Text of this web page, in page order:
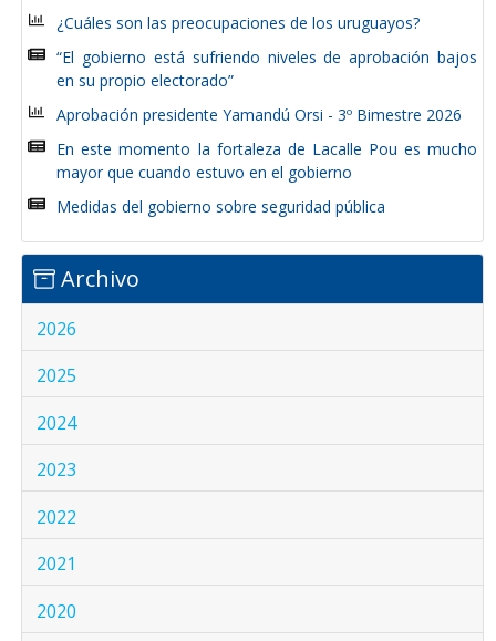
¿Cuáles son las preocupaciones de los uruguayos?
“El gobierno está sufriendo niveles de aprobación bajos
en su propio electorado”
Aprobación presidente Yamandú Orsi - 3º Bimestre 2026
En este momento la fortaleza de Lacalle Pou es mucho
mayor que cuando estuvo en el gobierno
Medidas del gobierno sobre seguridad pública
Archivo
2026
2025
2024
2023
2022
2021
2020